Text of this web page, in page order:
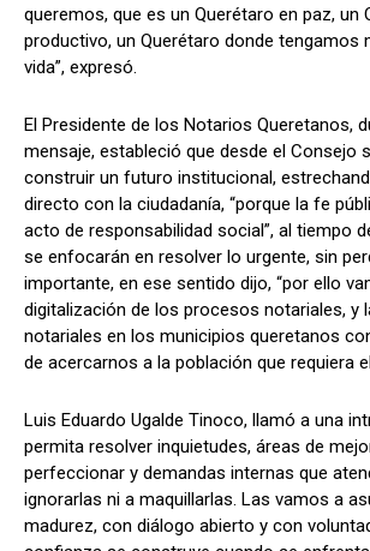
queremos, que es un Querétaro en paz, un
productivo, un Querétaro donde tengamos
vida”, expresó.
El Presidente de los Notarios Queretanos,
mensaje, estableció que desde el Consejo
construir un futuro institucional,
directo con la ciudadanía, “porque la fe
acto de responsabilidad social”, al tiempo
se enfocarán en resolver lo urgente, sin
importante, en ese sentido dijo, “por ello
digitalización de los procesos notariales, y
notariales en los municipios queretanos
de acercarnos a la población que requiera
Luis Eduardo Ugalde Tinoco, llamó a una
permita resolver inquietudes, áreas de
perfeccionar y demandas internas que
ignorarlas ni a maquillarlas. Las vamos a
madurez, con diálogo abierto y con